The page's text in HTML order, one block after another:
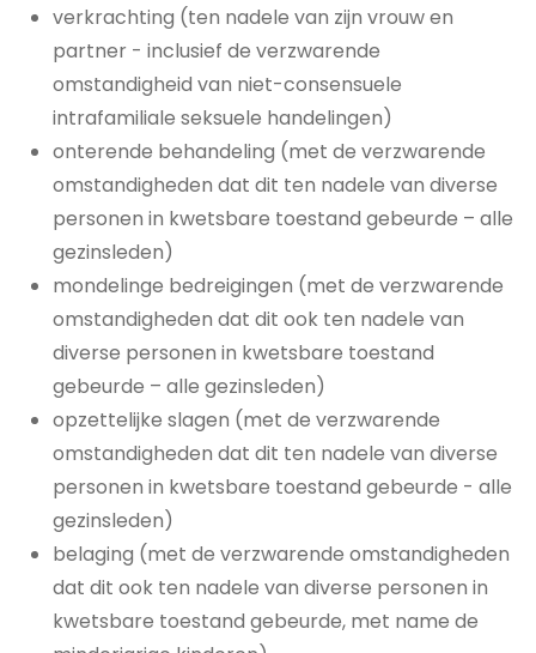
verkrachting (ten nadele van zijn vrouw en
partner - inclusief de verzwarende
omstandigheid van niet-consensuele
intrafamiliale seksuele handelingen)
onterende behandeling (met de verzwarende
omstandigheden dat dit ten nadele van diverse
personen in kwetsbare toestand gebeurde – alle
gezinsleden)
mondelinge bedreigingen (met de verzwarende
omstandigheden dat dit ook ten nadele van
diverse personen in kwetsbare toestand
gebeurde – alle gezinsleden)
opzettelijke slagen (met de verzwarende
omstandigheden dat dit ten nadele van diverse
personen in kwetsbare toestand gebeurde - alle
gezinsleden)
belaging (met de verzwarende omstandigheden
dat dit ook ten nadele van diverse personen in
kwetsbare toestand gebeurde, met name de